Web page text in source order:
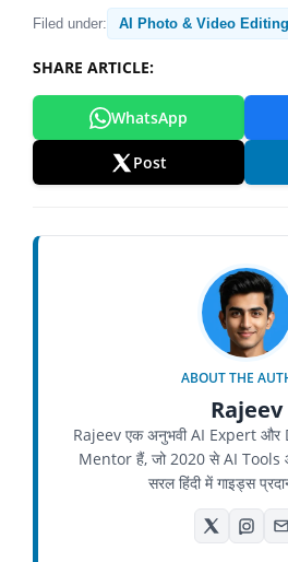
Filed under: AI Photo & Video Editing
SHARE ARTICLE:
WhatsApp
Post
ABOUT THE
Rajeev
Rajeev एक अनुभवी AI Expert
Mentor हैं, जो 2020 से AI
सरल हिंदी में गाइड्स